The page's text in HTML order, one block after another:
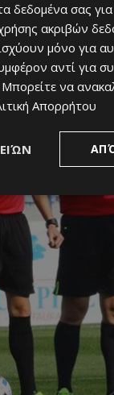
δεδομένα σας
ακριβών
μόνο για
αντί για
Μπορείτε να
Απορρήτου